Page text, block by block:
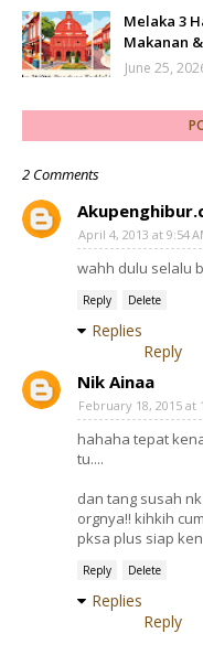
Melaka 3
Makanan
June 25,
2 Comments
April 4, 2013 at 9:54
wahh dulu selalu
Reply Delete
Replies
Reply
Nik Ainaa
February 18, 2015 at
hahaha tepat
tu....
dan tang susah
orgnya!! kihkih
pksa plus siap
Reply Delete
Replies
Reply